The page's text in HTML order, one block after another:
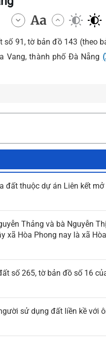
91, tờ bản đồ 143 (theo
Vang, thành phố Đà Nẵng
đất thuộc dự án Liên kết mở
Thảng và bà Nguyễn
xã Hòa Phong nay là xã
số 265, tờ bản đồ số 16
sử dụng đất liền kề với